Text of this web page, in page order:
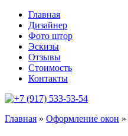
Главная
Дизайнер
Фото штор
Эскизы
Отзывы
Стоимость
Контакты
+7 (917) 533-53-54
Главная » Оформление окон »